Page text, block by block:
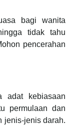
bagi wanita
tidak tahu
pencerahan
adat kebiasaan
permulaan dan
jenis-jenis darah.